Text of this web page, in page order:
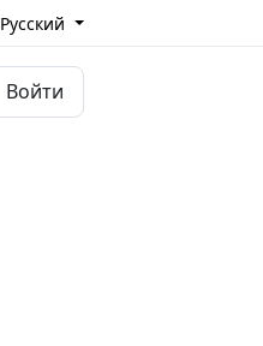
Русский
Войти